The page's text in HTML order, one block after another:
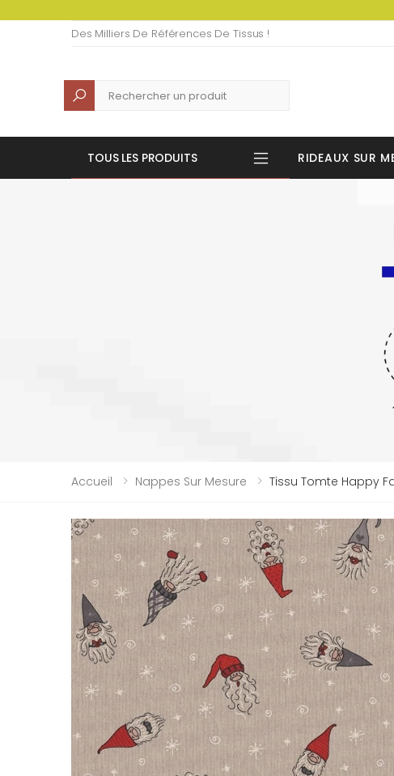
Des Milliers De Références De Tissus !
Recherche
TOUS LES PRODUITS RIDEAUX SUR
Accueil Nappes Sur Mesure Tissu Tomte Happy